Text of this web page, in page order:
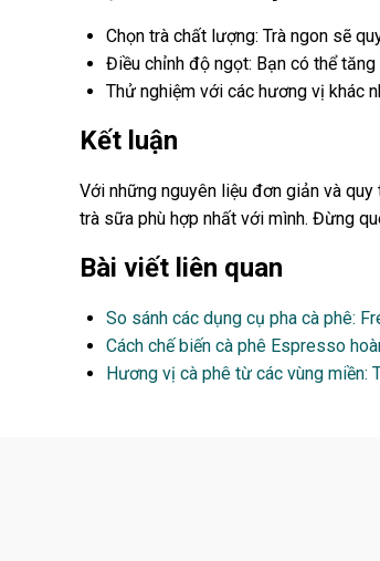
Chọn trà chất lượng: Trà ngon sẽ
Điều chỉnh độ ngọt: Bạn có thể
Thử nghiệm với các hương vị khác
Kết luận
Với những nguyên liệu đơn giản và
trà sữa phù hợp nhất với mình. Đừng
Bài viết liên quan
So sánh các dụng cụ pha cà phê:
Cách chế biến cà phê Espresso
Hương vị cà phê từ các vùng miền: